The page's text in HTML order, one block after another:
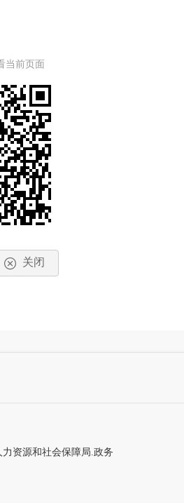
当前页面
关闭
资源和社会保障局.政务